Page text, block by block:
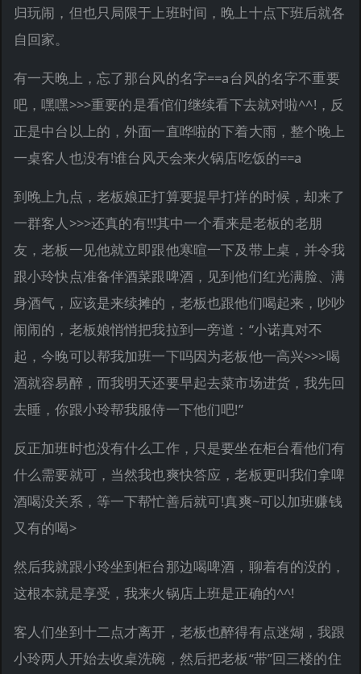
归玩闹，但也只局限于上班时间，晚上十点下班后就各
自回家。
有一天晚上，忘了那台风的名字==a台风的名字不重要
吧，嘿嘿>>>重要的是看倌们继续看下去就对啦^^!，反
正是中台以上的，外面一直哗啦的下着大雨，整个晚上
一桌客人也没有!谁台风天会来火锅店吃饭的==a
到晚上九点，老板娘正打算要提早打烊的时候，却来了
一群客人>>>还真的有!!!其中一个看来是老板的老朋
友，老板一见他就立即跟他寒暄一下及带上桌，并令我
跟小玲快点准备伴酒菜跟啤酒，见到他们红光满脸、满
身酒气，应该是来续摊的，老板也跟他们喝起来，吵吵
闹闹的，老板娘悄悄把我拉到一旁道：“小诺真对不
起，今晚可以帮我加班一下吗因为老板他一高兴>>>喝
酒就容易醉，而我明天还要早起去菜市场进货，我先回
去睡，你跟小玲帮我服侍一下他们吧!”
反正加班时也没有什么工作，只是要坐在柜台看他们有
什么需要就可，当然我也爽快答应，老板更叫我们拿啤
酒喝没关系，等一下帮忙善后就可!真爽~可以加班赚钱
又有的喝>
然后我就跟小玲坐到柜台那边喝啤酒，聊着有的没的，
这根本就是享受，我来火锅店上班是正确的^^!
客人们坐到十二点才离开，老板也醉得有点迷煳，我跟
小玲两人开始去收桌洗碗，然后把老板“带”回三楼的住